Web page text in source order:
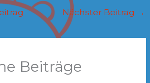
Nächster Beitrag →
Beiträge